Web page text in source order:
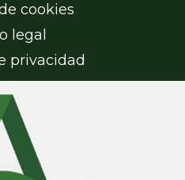
cookies
legal
privacidad